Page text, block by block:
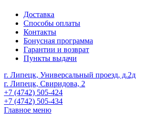
Доставка
Способы оплаты
Контакты
Бонусная программа
Гарантии и возврат
Пункты выдачи
г. Липецк, Универсальный проезд, д.2д
г. Липецк, Свиридова, 2
+7 (4742) 505-424
+7 (4742) 505-434
Главное меню